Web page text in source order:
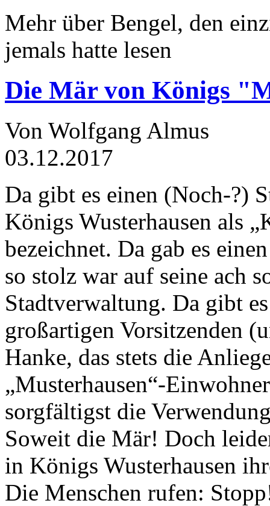
Mehr über Bengel, den
jemals hatte lesen
Die Mär von Königs
Von Wolfgang Almus
03.12.2017
Da gibt es einen (Noch-?)
Königs Wusterhausen als
bezeichnet. Da gab es
so stolz war auf seine ach
Stadtverwaltung. Da gibt
großartigen Vorsitzenden
Hanke, das stets die
„Musterhausen“-
sorgfältigst die
Soweit die Mär! Doch
in Königs Wusterhausen
Die Menschen rufen: